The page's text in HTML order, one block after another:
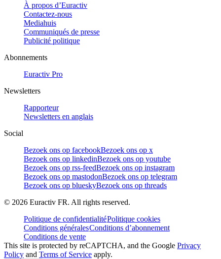
À propos d’Euractiv
Contactez-nous
Mediahuis
Communiqués de presse
Publicité politique
Abonnements
Euractiv Pro
Newsletters
Rapporteur
Newsletters en anglais
Social
Bezoek ons op facebookBezoek ons op x
Bezoek ons op linkedinBezoek ons op youtube
Bezoek ons op rss-feedBezoek ons op instagram
Bezoek ons op mastodonBezoek ons op telegram
Bezoek ons op blueskyBezoek ons op threads
© 2026 Euractiv FR. All rights reserved.
Politique de confidentialitéPolitique cookies
Conditions généralesConditions d’abonnement
Conditions de vente
This site is protected by reCAPTCHA, and the Google Privacy
Policy and Terms of Service apply.